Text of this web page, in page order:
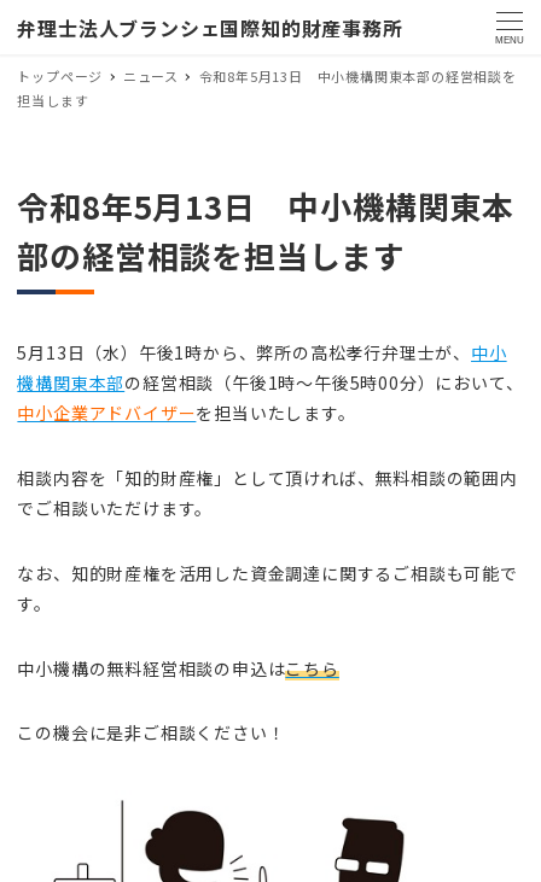
弁理士法人ブランシェ国際知的財産事務所 MENU
トップページ ニュース
令和8年5月13日 中小機構関東本部の経営相談を
担当します
令和8年5月13日 中小機構関東本
部の経営相談を担当します
5月13日（水）午後1時から、弊所の高松孝行弁理士が、 中小
機構関東本部の経営相談（午後1時～午後5時00分）において、
中小企業アドバイザーを担当いたします。
相談内容を「知的財産権」として頂ければ、無料相談の範囲内
でご相談いただけます。
なお、知的財産権を活用した資金調達に関するご相談も可能で
す。
中小機構の無料経営相談の申込はこちら
この機会に是非ご相談ください！